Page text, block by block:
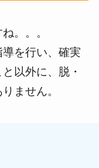
。。。
を行い、確実
以外に、脱・
ません。